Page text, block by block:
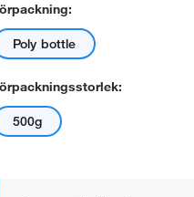
Poly bottle
500g